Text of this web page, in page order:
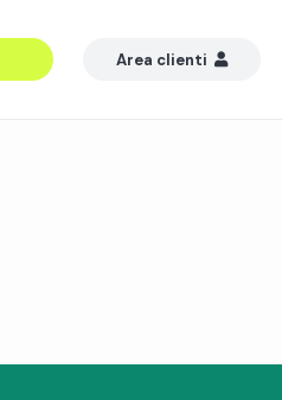
Area clienti